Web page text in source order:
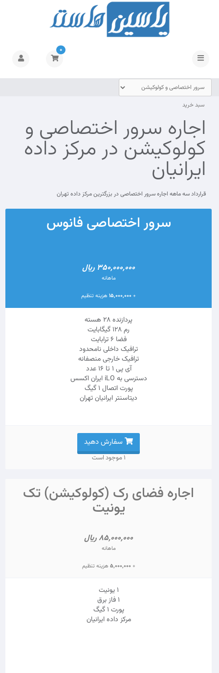
تغییر
ناوبری
0
سبد خرید
اجاره سرور اختصاصی و
کولوکیشن در مرکز داده
ایرانیان
قرارداد سه ماهه اجاره سرور اختصاصی در بزرگترین مرکز داده تهران
سرور اختصاصی فانوس
350,000,000 ریال
ماهانه
+
15,000,000 هزینه تنظیم
پردازنده 28 هسته
رم 128 گیگابایت
فضا 6 ترابایت
ترافیک داخلی نامحدود
ترافیک خارجی منصفانه
آی پی 1 تا 16 عدد
دسترسی به iLO ایران اکسس
پورت اتصال 1 گیگ
دیتاسنتر ایرانیان تهران
سفارش دهید
1 موجود است
اجاره فضای رک (کولوکیشن) تک
یونیت
85,000,000 ریال
ماهانه
+
5,000,000 هزینه تنظیم
1 یونیت
1 فاز برق
پورت 1 گیگ
مرکز داده ایرانیان